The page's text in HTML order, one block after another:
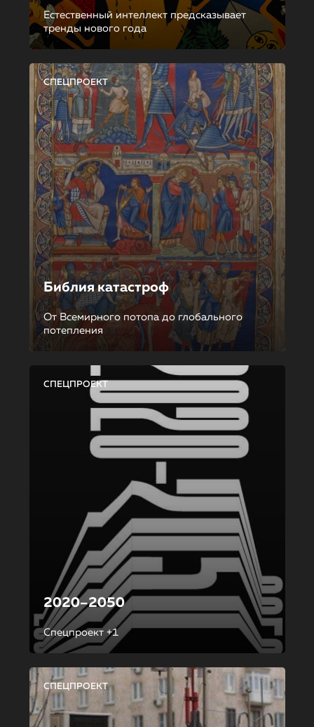
Естественный интеллект предсказывает
тренды нового года
СПЕЦПРОЕКТ
Библия катастроф
От Всемирного потопа до глобального
потепления
СПЕЦПРОЕКТ
2020–2050
Спецпроект +1
СПЕЦПРОЕКТ